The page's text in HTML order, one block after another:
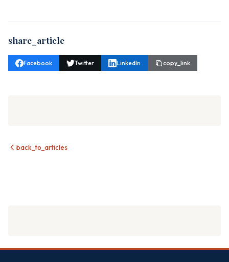
share_article
Facebook Twitter LinkedIn copy_link
back_to_articles